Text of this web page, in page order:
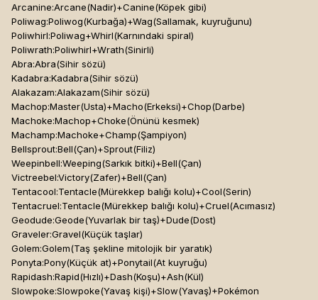
Arcanine:Arcane(Nadir)+Canine(Köpek gibi)
Poliwag:Poliwog(Kurbağa)+Wag(Sallamak, kuyruğunu)
Poliwhirl:Poliwag+Whirl(Karnındaki spiral)
Poliwrath:Poliwhirl+Wrath(Sinirli)
Abra:Abra(Sihir sözü)
Kadabra:Kadabra(Sihir sözü)
Alakazam:Alakazam(Sihir sözü)
Machop:Master(Usta)+Macho(Erkeksi)+Chop(Darbe)
Machoke:Machop+Choke(Önünü kesmek)
Machamp:Machoke+Champ(Şampiyon)
Bellsprout:Bell(Çan)+Sprout(Filiz)
Weepinbell:Weeping(Sarkık bitki)+Bell(Çan)
Victreebel:Victory(Zafer)+Bell(Çan)
Tentacool:Tentacle(Mürekkep balığı kolu)+Cool(Serin)
Tentacruel:Tentacle(Mürekkep balığı kolu)+Cruel(Acımasız)
Geodude:Geode(Yuvarlak bir taş)+Dude(Dost)
Graveler:Gravel(Küçük taşlar)
Golem:Golem(Taş şekline mitolojik bir yaratık)
Ponyta:Pony(Küçük at)+Ponytail(At kuyruğu)
Rapidash:Rapid(Hızlı)+Dash(Koşu)+Ash(Kül)
Slowpoke:Slowpoke(Yavaş kişi)+Slow(Yavaş)+Pokémon